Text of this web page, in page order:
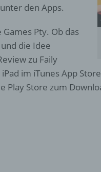
den Apps.
Pty. Ob das
die Idee
zu Faily
im iTunes App
Play Store zum